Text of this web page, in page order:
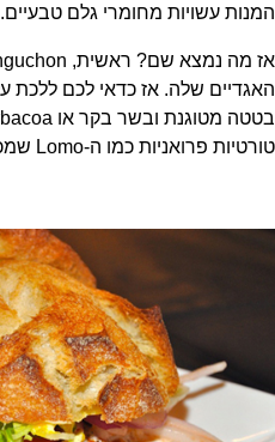
המנות עשויות מחומרי גלם טבעיים.
טורטיות פרואניות כמו ה-Lomo שמכילות אורז ובצל מטוגן.